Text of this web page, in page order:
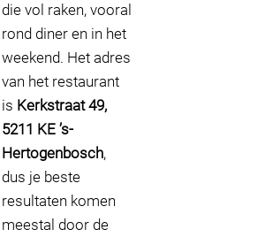
die vol raken, vooral
rond diner en in het
weekend. Het adres
van het restaurant
is Kerkstraat 49,
5211 KE ’s-
Hertogenbosch,
dus je beste
resultaten komen
meestal door de